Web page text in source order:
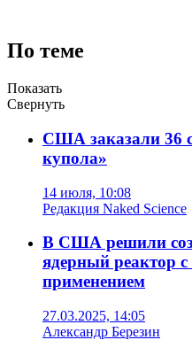
По теме
Показать
Свернуть
США заказали 36
купола»
14 июля, 10:08
Редакция Naked Science
В США решили
ядерный реактор
применением
27.03.2025, 14:05
Александр Березин